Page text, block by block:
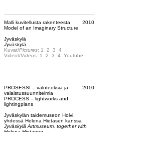
2010
Malli kuvitellusta rakenteesta
Model of an Imaginary Structure
Jyväskylä
Jyväskylä
Kuvat/Pictures: 1 2 3
4
Videot/Videos: 1 2 3 4 Youtube
2010
PROSESSI – valoteoksia ja
valaistussuunnitelmia
PROCESS – lightworks and
lightingplans
Jyväskylän taidemuseon Holvi,
yhdessä Helena Hietasen kanssa
Jyväskylä Artmuseum, together with
Helena Hietanen